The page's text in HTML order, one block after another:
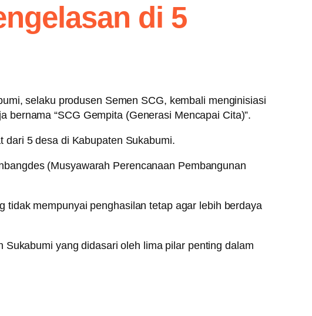
di 5
selaku produsen Semen SCG, kembali menginisiasi
“SCG Gempita (Generasi Mencapai Cita)”.
dari 5 desa di Kabupaten Sukabumi.
(Musyawarah Perencanaan Pembangunan
tidak mempunyai penghasilan tetap agar lebih berdaya
yang didasari oleh lima pilar penting dalam